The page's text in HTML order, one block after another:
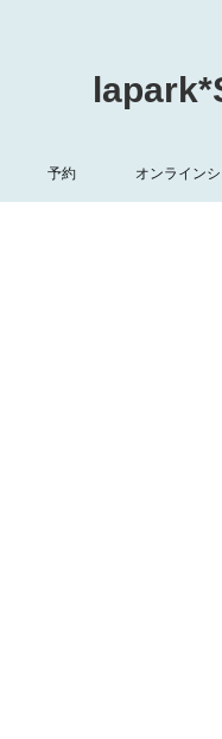
予約 オンライン